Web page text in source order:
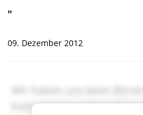
"
09. Dezember 2012